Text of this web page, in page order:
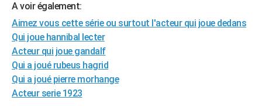
Guides de France
Escapades
Patrimoine
Expositions
Musées
Week-end nature
LIFESTYLE
Art de vivre
Bien-être
Loisirs
Mode
Modes de vie
SANTE
Alimentation
Guide de la santé
Maladies
Médicaments
Sommeil
VOYAGE
Destinations
City break
Voyage nature
Voyage de noces
Forum
Climat
PHOTO
A voir également:
Aimez vous cette série ou surtout l'acteur qui joue dedans
Qui joue hannibal lecter
Acteur qui joue gandalf
Qui a joué rubeus hagrid
Qui a joué pierre morhange
Acteur serie 1923